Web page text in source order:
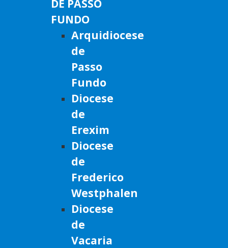
DE PASSO
FUNDO
Arquidiocese
de
Passo
Fundo
Diocese
de
Erexim
Diocese
de
Frederico
Westphalen
Diocese
de
Vacaria